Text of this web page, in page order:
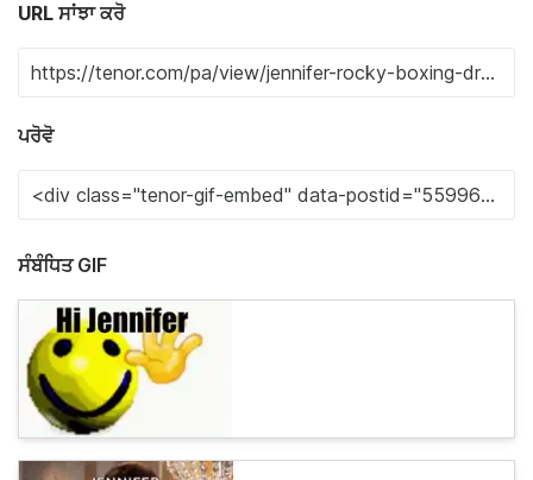
URL ਸਾਂਝਾ ਕਰੋ
ਪਰੋਵੋ
ਸੰਬੰਧਿਤ GIF